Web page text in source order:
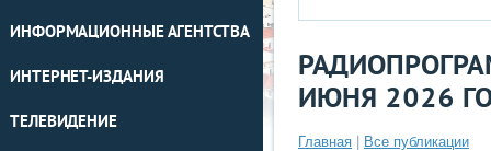
ИНФОРМАЦИОННЫЕ АГЕНТСТВА
ИНТЕРНЕТ-ИЗДАНИЯ
ТЕЛЕВИДЕНИЕ
ИЮНЯ 2026
Главная Все публикации